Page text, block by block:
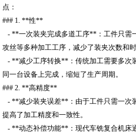
点：
### 1. **性**
- **一次装夹完成多道工序**：工件只需
攻丝等多种加工工序，减少了装夹次数和
- **减少工序转换**：传统加工需要多次
同一台设备上完成，缩短了生产周期。
### 2. **高精度**
- **减少装夹误差**：由于工件只需一次
提高了加工精度和一致性。
- **动态补偿功能**：现代车铣复合机床